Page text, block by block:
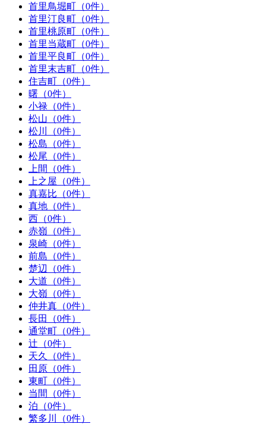
首里鳥堀町（0件）
首里汀良町（0件）
首里桃原町（0件）
首里当蔵町（0件）
首里平良町（0件）
首里末吉町（0件）
住吉町（0件）
曙（0件）
小禄（0件）
松山（0件）
松川（0件）
松島（0件）
松尾（0件）
上間（0件）
上之屋（0件）
真嘉比（0件）
真地（0件）
西（0件）
赤嶺（0件）
泉崎（0件）
前島（0件）
楚辺（0件）
大道（0件）
大嶺（0件）
仲井真（0件）
長田（0件）
通堂町（0件）
辻（0件）
天久（0件）
田原（0件）
東町（0件）
当間（0件）
泊（0件）
繁多川（0件）